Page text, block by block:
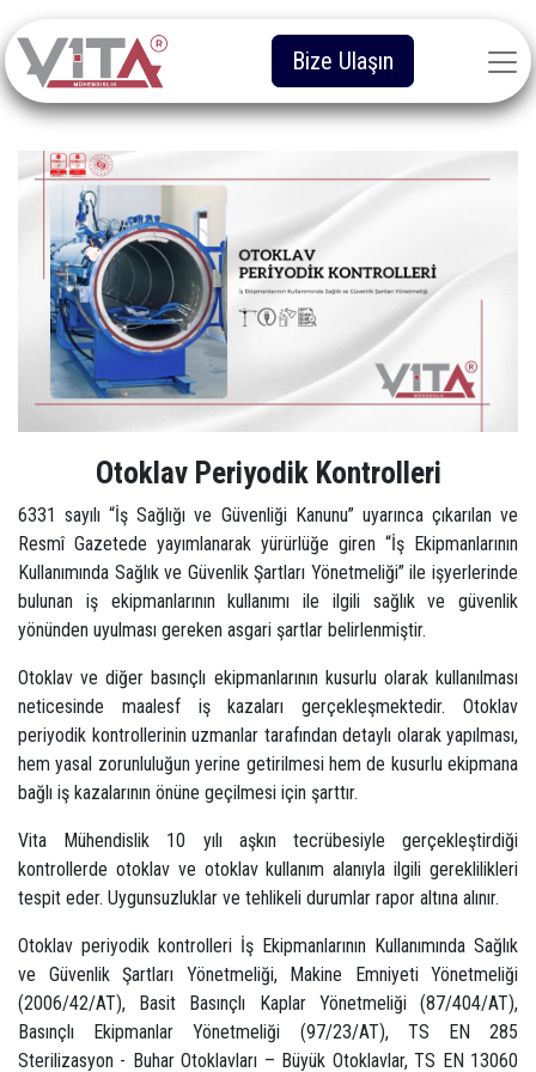
Bize Ulaşın
Otoklav Periyodik Kontrolleri
6331 sayılı “İş Sağlığı ve Güvenliği Kanunu” uyarınca çıkarılan ve
Resmî Gazetede yayımlanarak yürürlüğe giren “İş Ekipmanlarının
Kullanımında Sağlık ve Güvenlik Şartları Yönetmeliği” ile işyerlerinde
bulunan iş ekipmanlarının kullanımı ile ilgili sağlık ve güvenlik
yönünden uyulması gereken asgari şartlar belirlenmiştir.
Otoklav ve diğer basınçlı ekipmanlarının kusurlu olarak kullanılması
neticesinde maalesf iş kazaları gerçekleşmektedir. Otoklav
periyodik kontrollerinin uzmanlar tarafından detaylı olarak yapılması,
hem yasal zorunluluğun yerine getirilmesi hem de kusurlu ekipmana
bağlı iş kazalarının önüne geçilmesi için şarttır.
Vita Mühendislik 10 yılı aşkın tecrübesiyle gerçekleştirdiği
kontrollerde otoklav ve otoklav kullanım alanıyla ilgili gereklilikleri
tespit eder. Uygunsuzluklar ve tehlikeli durumlar rapor altına alınır.
Otoklav periyodik kontrolleri İş Ekipmanlarının Kullanımında Sağlık
ve Güvenlik Şartları Yönetmeliği, Makine Emniyeti Yönetmeliği
(2006/42/AT), Basit Basınçlı Kaplar Yönetmeliği (87/404/AT),
Basınçlı Ekipmanlar Yönetmeliği (97/23/AT), TS EN 285
Sterilizasyon - Buhar Otoklavları – Büyük Otoklavlar, TS EN 13060